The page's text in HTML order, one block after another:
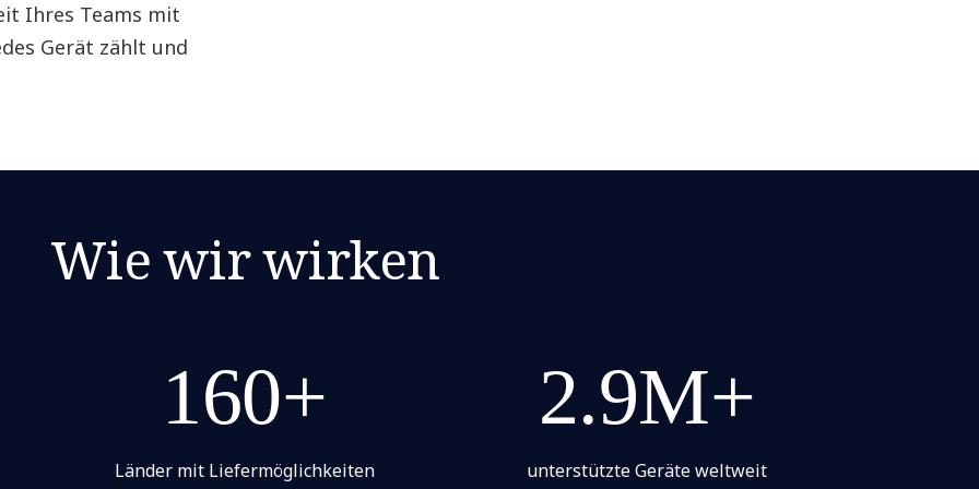
Ihres Teams mit
Gerät zählt und
Wie wir wirken
160+
Länder mit Liefermöglichkeiten
2.9M+
unterstützte Geräte weltweit